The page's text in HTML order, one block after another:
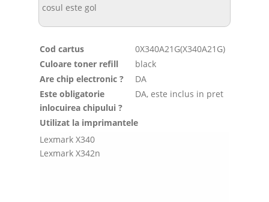
cosul este gol
Cod cartus
0X340A21G(X340A21G)
Culoare toner refill
black
Are chip electronic ?
DA
Este obligatorie
inlocuirea chipului ?
DA, este inclus in pret
Utilizat la imprimantele
Lexmark X340
Lexmark X342n